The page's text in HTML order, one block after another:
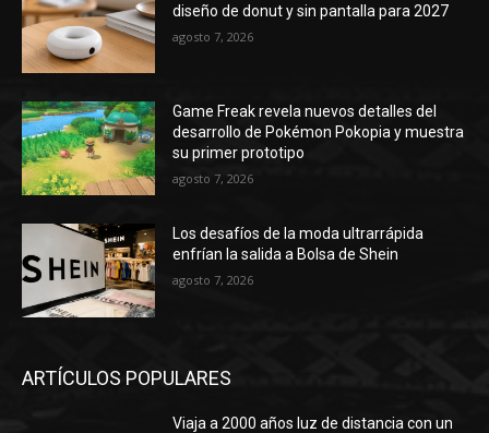
diseño de donut y sin pantalla para 2027
agosto 7, 2026
Game Freak revela nuevos detalles del
desarrollo de Pokémon Pokopia y muestra
su primer prototipo
agosto 7, 2026
Los desafíos de la moda ultrarrápida
enfrían la salida a Bolsa de Shein
agosto 7, 2026
ARTÍCULOS POPULARES
Viaja a 2000 años luz de distancia con un